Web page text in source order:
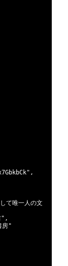
,
て唯一人の文
" ,
房"